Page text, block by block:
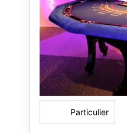
Particulier